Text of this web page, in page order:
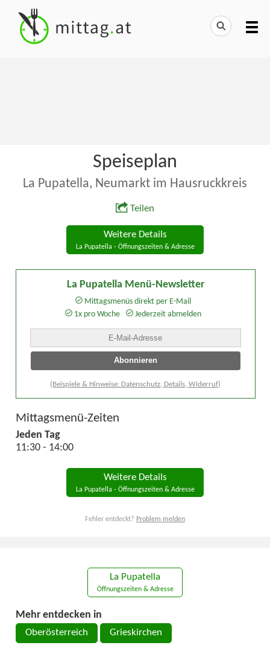
Speiseplan
La Pupatella, Neumarkt im Hausruckkreis
Teilen
Weitere Details
La Pupatella - Öffnungszeiten & Adresse
La Pupatella Menü-Newsletter
Mittagsmenüs direkt per E-Mail
1x pro Woche
Jederzeit abmelden
(Beispiele & Hinweise: Datenschutz, Details, Widerruf)
Mittagsmenü-Zeiten
Jeden Tag
11:30 - 14:00
Weitere Details
La Pupatella - Öffnungszeiten & Adresse
Fehler entdeckt? Problem melden
La Pupatella
Öffnungszeiten & Adresse
Mehr entdecken in
Oberösterreich Grieskirchen